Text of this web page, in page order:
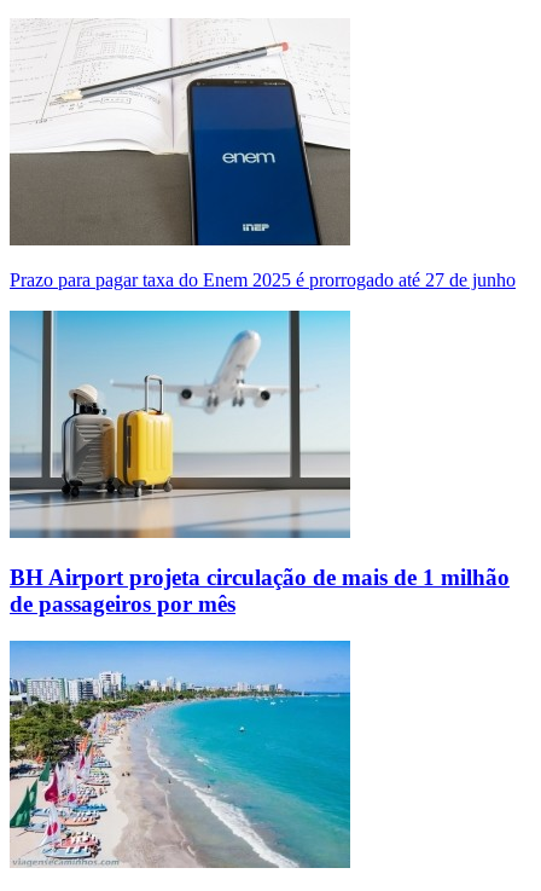
Prazo para pagar taxa do Enem 2025 é prorrogado até 27 de junho
BH Airport projeta circulação de mais de 1 milhão
de passageiros por mês